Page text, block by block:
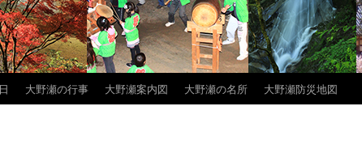
大野瀬の行事 大野瀬案内図 大野瀬の名所 大野瀬防災地図